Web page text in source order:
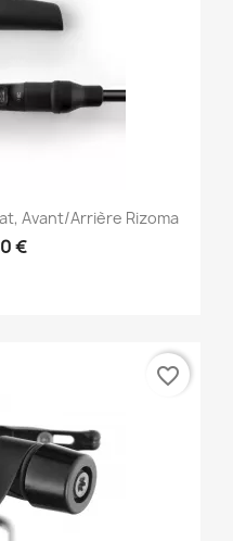
Avant/Arrière Rizoma
€
favorite_border